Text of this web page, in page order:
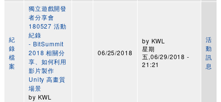
紀
錄
檔
案
獨立遊戲開發
者分享會
180527 活動
紀錄
- BitSummit
2018 相關分
享、如何利用
影片製作
Unity 高畫質
場景
by KWL
06/25/2018
by KWL
星期
五,06/29/2018 -
21:21
活
動
訊
息